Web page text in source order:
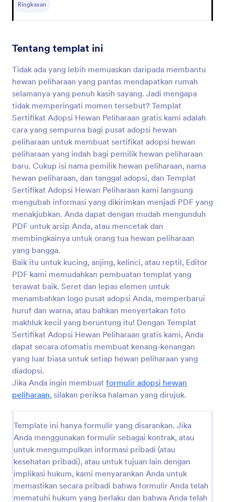
Ringkasan
Tentang templat ini
Tidak ada yang lebih memuaskan daripada membantu
hewan peliharaan yang pantas mendapatkan rumah
selamanya yang penuh kasih sayang. Jadi mengapa
tidak memperingati momen tersebut? Templat
Sertifikat Adopsi Hewan Peliharaan gratis kami adalah
cara yang sempurna bagi pusat adopsi hewan
peliharaan untuk membuat sertifikat adopsi hewan
peliharaan yang indah bagi pemilik hewan peliharaan
baru. Cukup isi nama pemilik hewan peliharaan, nama
hewan peliharaan, dan tanggal adopsi, dan Templat
Sertifikat Adopsi Hewan Peliharaan kami langsung
mengubah informasi yang dikirimkan menjadi PDF yang
menakjubkan. Anda dapat dengan mudah mengunduh
PDF untuk arsip Anda, atau mencetak dan
membingkainya untuk orang tua hewan peliharaan
yang bangga.
Baik itu untuk kucing, anjing, kelinci, atau reptil, Editor
PDF kami memudahkan pembuatan templat yang
terawat baik. Seret dan lepas elemen untuk
menambahkan logo pusat adopsi Anda, memperbarui
huruf dan warna, atau bahkan menyertakan foto
makhluk kecil yang beruntung itu! Dengan Templat
Sertifikat Adopsi Hewan Peliharaan gratis kami, Anda
dapat secara otomatis membuat kenang-kenangan
yang luar biasa untuk setiap hewan peliharaan yang
diadopsi.
Jika Anda ingin membuat formulir adopsi hewan
peliharaan, silakan periksa halaman yang dirujuk.
Template ini hanya formulir yang disarankan. Jika
Anda menggunakan formulir sebagai kontrak, atau
untuk mengumpulkan informasi pribadi (atau
kesehatan pribadi), atau untuk tujuan lain dengan
implikasi hukum, kami menyarankan Anda untuk
memastikan secara pribadi bahwa formulir Anda telah
mematuhi hukum yang berlaku dan bahwa Anda telah